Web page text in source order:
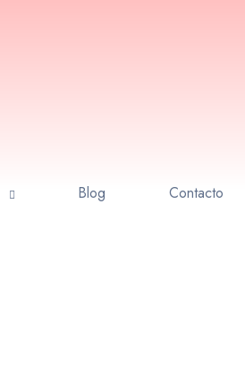
Blog Contacto